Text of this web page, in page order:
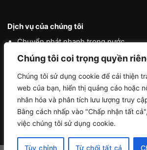
Chúng tôi coi trọng quyền
Chúng tôi sử dụng cookie để cải thiện
web của bạn, hiển thị quảng cáo hoặc
nhân hóa và phân tích lưu lượng truy
Bằng cách nhấp vào "Chấp nhận tất
việc chúng tôi sử dụng cookie.
Tùy chỉnh Từ chối tất cả
Dịch vụ của chúng tôi
Chuyển phát nhanh trong nước
Chuyển phát nhanh quốc tế
Liên vận quốc tế
Logistics vận tải nội địa